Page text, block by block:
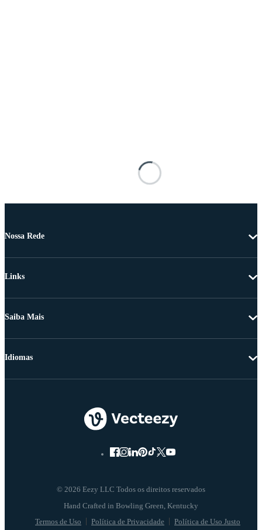
Nossa Rede
Links
Saiba Mais
© 2026 Eezy LLC Todos os direitos reservados
Termos de Uso Política de Privacidade Política de Uso Justo
Idiomas